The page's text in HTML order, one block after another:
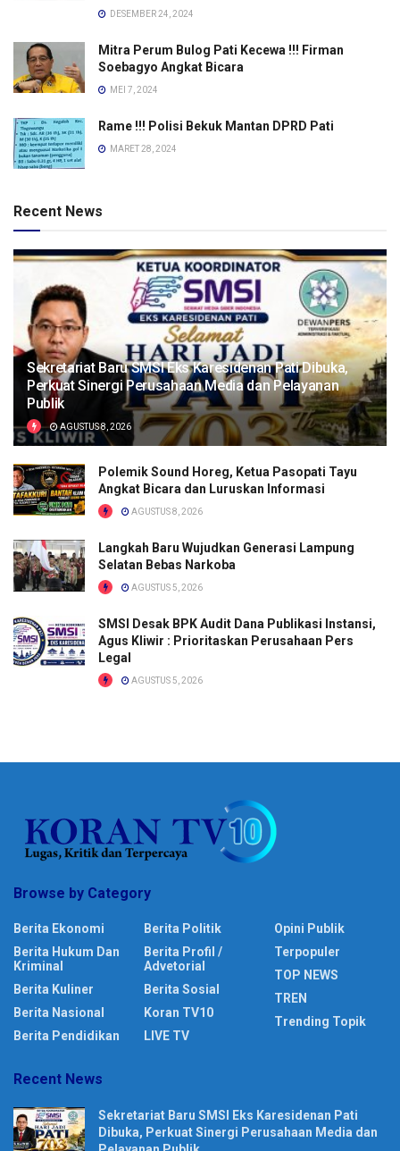
DESEMBER 24, 2024
Mitra Perum Bulog Pati Kecewa !!! Firman
Soebagyo Angkat Bicara
MEI 7, 2024
Rame !!! Polisi Bekuk Mantan DPRD Pati
MARET 28, 2024
Recent News
Sekretariat Baru SMSI Eks Karesidenan Pati Dibuka,
Perkuat Sinergi Perusahaan Media dan Pelayanan
Publik
AGUSTUS 8, 2026
Polemik Sound Horeg, Ketua Pasopati Tayu
Angkat Bicara dan Luruskan Informasi
AGUSTUS 8, 2026
Langkah Baru Wujudkan Generasi Lampung
Selatan Bebas Narkoba
AGUSTUS 5, 2026
SMSI Desak BPK Audit Dana Publikasi Instansi,
Agus Kliwir : Prioritaskan Perusahaan Pers
Legal
AGUSTUS 5, 2026
Browse by Category
Berita Ekonomi
Berita Hukum Dan
Kriminal
Berita Kuliner
Berita Nasional
Berita Pendidikan
Berita Politik
Berita Profil /
Advetorial
Berita Sosial
Koran TV10
LIVE TV
Opini Publik
Terpopuler
TOP NEWS
TREN
Trending Topik
Recent News
Sekretariat Baru SMSI Eks Karesidenan Pati
Dibuka, Perkuat Sinergi Perusahaan Media dan